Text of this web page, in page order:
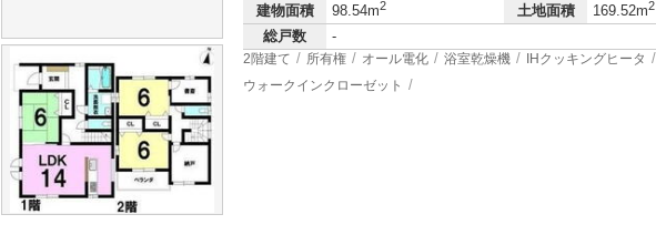
建物面積
98.54m2 土地面積 169.52m2
総戸数 -
2階建て 所有権 オール電化 浴室乾燥機
IHクッキングヒータ
ウォークインクローゼット